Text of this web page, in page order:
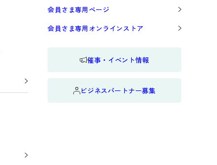
会員さま専用ページ
会員さま専用オンラインストア
催事・イベント情報
ビジネスパートナー募集